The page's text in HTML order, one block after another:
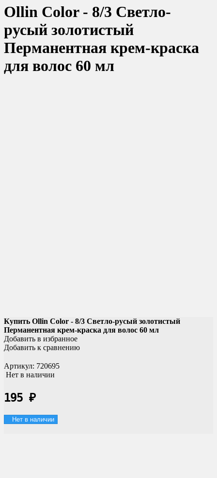
Ollin Color - 8/3 Светло-
русый золотистый
Перманентная крем-краска
для волос 60 мл
Купить Ollin Color - 8/3 Светло-русый золотистый
Перманентная крем-краска для волос 60 мл
Добавить в избранное
Добавить к сравнению
Артикул: 720695
Нет в наличии
195 ₽
Нет в наличии